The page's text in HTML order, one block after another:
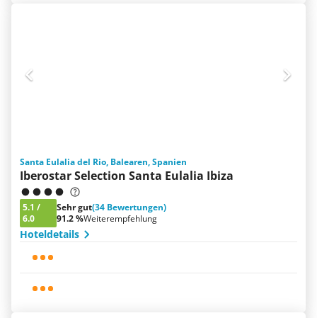
Santa Eulalia del Rio, Balearen, Spanien
Iberostar Selection Santa Eulalia Ibiza
5.1 /
6.0
Sehr gut(34 Bewertungen)
91.2 %Weiterempfehlung
Hoteldetails